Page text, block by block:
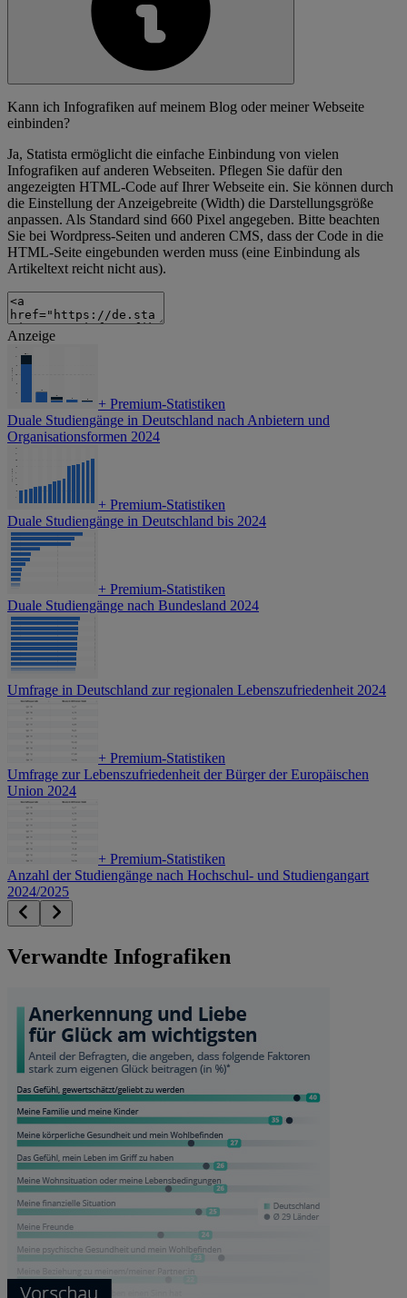
Kann ich Infografiken auf meinem Blog oder meiner Webseite
einbinden?
Ja, Statista ermöglicht die einfache Einbindung von vielen
Infografiken auf anderen Webseiten. Pflegen Sie dafür den
angezeigten HTML-Code auf Ihrer Webseite ein. Sie können durch
die Einstellung der Anzeigebreite (Width) die Darstellungsgröße
anpassen. Als Standard sind 660 Pixel angegeben. Bitte beachten
Sie bei Wordpress-Seiten und anderen CMS, dass der Code in die
HTML-Seite eingebunden werden muss (eine Einbindung als
Artikeltext reicht nicht aus).
Anzeige
+ Premium-Statistiken
Duale Studiengänge in Deutschland nach Anbietern und
Organisationsformen 2024
+ Premium-Statistiken
Duale Studiengänge in Deutschland bis 2024
+ Premium-Statistiken
Duale Studiengänge nach Bundesland 2024
Umfrage in Deutschland zur regionalen Lebenszufriedenheit 2024
+ Premium-Statistiken
Umfrage zur Lebenszufriedenheit der Bürger der Europäischen
Union 2024
+ Premium-Statistiken
Anzahl der Studiengänge nach Hochschul- und Studiengangart
2024/2025
Verwandte Infografiken